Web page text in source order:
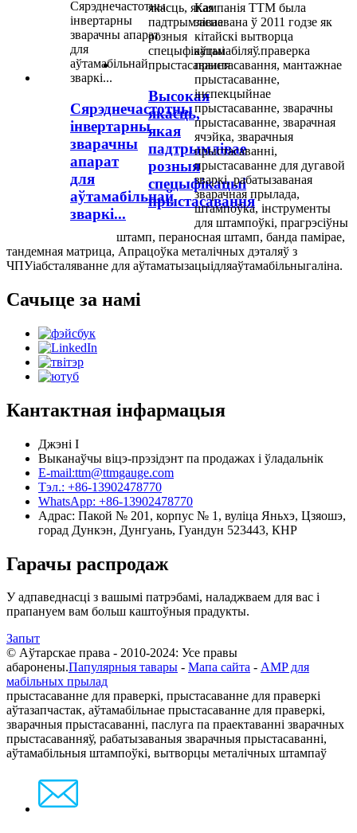
Сярэднечастотны
інвертарны
зварачны
апарат
для
аўтамабільнай
зваркі...
Высокая
якасць,
якая
падтрымлівае
розныя
спецыфікацыі
прыстасавання
Кампанія TTM была
заснавана ў 2011 годзе як
кітайскі вытворца
аўтамабіляў.праверка
прыстасавання, мантажнае
прыстасаванне,
інспекцыйнае
прыстасаванне, зварачны
прыстасаванне, зварачная
ячэйка, зварачныя
прыстасаванні,
прыстасаванне для дугавой
зваркі,рабатызаваная
зварачная прылада,
штампоўка, інструменты
для штампоўкі, прагрэсіўны
штамп, пераносная штамп, банда памірае,
тандемная матрица, Апрацоўка металічных дэталяў з
ЧПУіабсталяванне для аўтаматызацыідляаўтамабільныгаліна.
Сачыце за намі
Кантактная інфармацыя
Джэні І
Выканаўчы віцэ-прэзідэнт па продажах і ўладальнік
E-mail:ttm@ttmgauge.com
Тэл.: +86-13902478770
WhatsApp: +86-13902478770
Адрас: Пакой № 201, корпус № 1, вуліца Яньхэ, Цзяошэ,
горад Дункэн, Дунгуань, Гуандун 523443, КНР
Гарачы распродаж
У адпаведнасці з вашымі патрэбамі, наладжваем для вас і
прапануем вам больш каштоўныя прадукты.
Запыт
© Аўтарскае права - 2010-2024: Усе правы
абаронены.Папулярныя тавары - Мапа сайта - AMP для
мабільных прылад
прыстасаванне для праверкі, прыстасаванне для праверкі
аўтазапчастак, аўтамабільнае прыстасаванне для праверкі,
зварачныя прыстасаванні, паслуга па праектаванні зварачных
прыстасаванняў, рабатызаваныя зварачныя прыстасаванні,
аўтамабільныя штампоўкі, вытворцы металічных штампаў